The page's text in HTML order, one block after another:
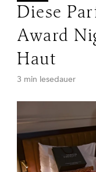
Diese
Award
Haut
3 min lesedauer